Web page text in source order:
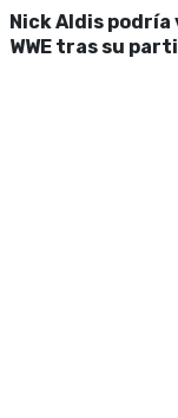
Nick Aldis
WWE tras su